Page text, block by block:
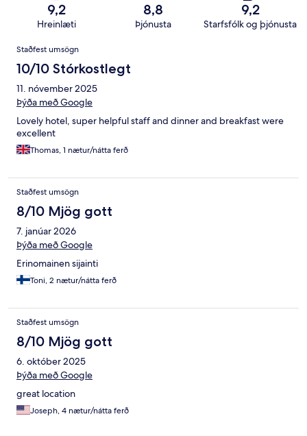
9,2
Hreinlæti
8,8
Þjónusta
9,2
Starfsfólk og þjónusta
Umsagnir
Staðfest umsögn
10/10 Stórkostlegt
11. nóvember 2025
Þýða með Google
Lovely hotel, super helpful staff and dinner and breakfast were
excellent
Thomas, 1 nætur/nátta ferð
Staðfest umsögn
8/10 Mjög gott
7. janúar 2026
Þýða með Google
Erinomainen sijainti
Toni, 2 nætur/nátta ferð
Staðfest umsögn
8/10 Mjög gott
6. október 2025
Þýða með Google
great location
Joseph, 4 nætur/nátta ferð